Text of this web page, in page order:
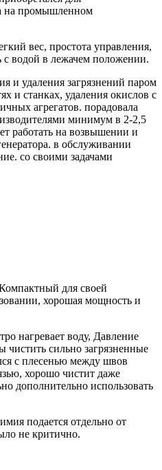
на промышленном
вес, простота управления,
с водой в лежачем положении.
и удаления загрязнений паром
и станках, удаления окислов с
агрегатов. порадовала
минимум в 2-2,5
работать на возвышении и
в обслуживании
со своими задачами
для своей
хорошая мощность и
нагревает воду, Давление
чистить сильно загрязненные
с плесенью между швов
хорошо чистит даже
дополнительно использовать
подается отдельно от
не критично.